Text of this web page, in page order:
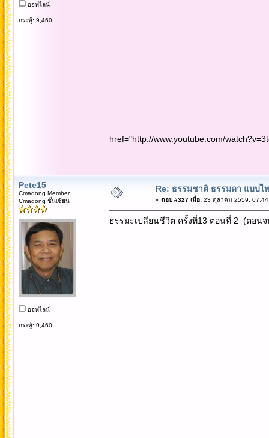
ออฟไลน์
กระทู้: 9,460
href="http://www.youtube.com/
Pete15
Cmadong Member
Cmadong ชั้นเซียน
ออฟไลน์
กระทู้: 9,460
Re: ธรรมชาติ ธรรมดา แบบไ
« ตอบ #327 เมื่อ:23 ตุลาคม 2559,
ธรรมะเปลียนชีวิต ครั้งที่13 ตอนที่ 2 (ตอนจ